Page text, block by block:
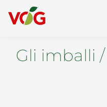
Origine
Gli imballi /